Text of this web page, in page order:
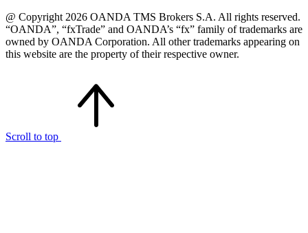
@ Copyright 2026 OANDA TMS Brokers S.A. All rights reserved.
“OANDA”, “fxTrade” and OANDA’s “fx” family of trademarks are
owned by OANDA Corporation. All other trademarks appearing on
this website are the property of their respective owner.
Scroll to top